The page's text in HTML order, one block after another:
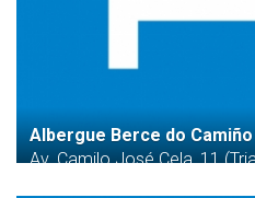
Albergue Berce do Camiño
Av. Camilo José Cela, 11